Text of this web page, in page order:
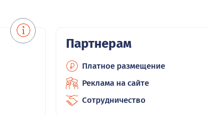
Партнерам
Платное размещение
Реклама на сайте
Сотрудничество